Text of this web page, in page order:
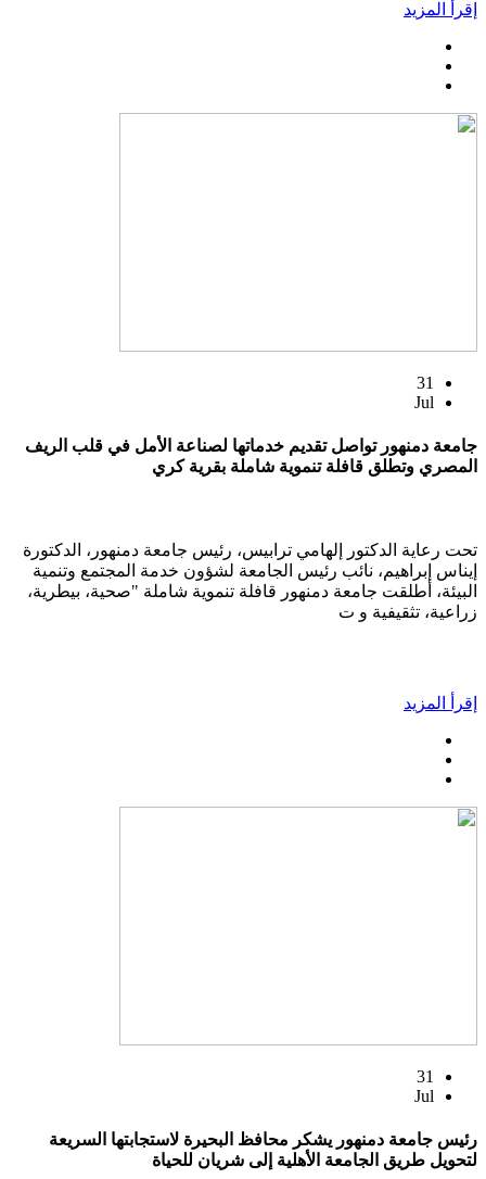
إقرأ المزيد
31
Jul
جامعة دمنهور تواصل تقديم خدماتها لصناعة الأمل في قلب الريف
المصري وتطلق قافلة تنموية شاملة بقرية كري
تحت رعاية الدكتور إلهامي ترابيس، رئيس جامعة دمنهور، الدكتورة
إيناس إبراهيم، نائب رئيس الجامعة لشؤون خدمة المجتمع وتنمية
البيئة، أطلقت جامعة دمنهور قافلة تنموية شاملة "صحية، بيطرية،
زراعية، تثقيفية و ت
إقرأ المزيد
31
Jul
رئيس جامعة دمنهور يشكر محافظ البحيرة لاستجابتها السريعة
لتحويل طريق الجامعة الأهلية إلى شريان للحياة